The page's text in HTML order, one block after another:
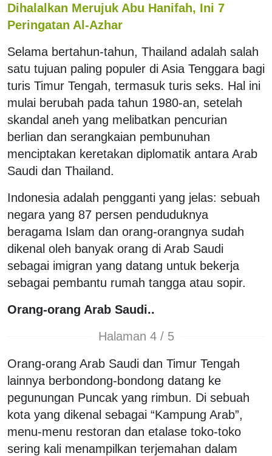
Dihalalkan Merujuk Abu Hanifah, Ini 7
Peringatan Al-Azhar
Selama bertahun-tahun, Thailand adalah salah
satu tujuan paling populer di Asia Tenggara bagi
turis Timur Tengah, termasuk turis seks. Hal ini
mulai berubah pada tahun 1980-an, setelah
skandal aneh yang melibatkan pencurian
berlian dan serangkaian pembunuhan
menciptakan keretakan diplomatik antara Arab
Saudi dan Thailand.
Indonesia adalah pengganti yang jelas: sebuah
negara yang 87 persen penduduknya
beragama Islam dan orang-orangnya sudah
dikenal oleh banyak orang di Arab Saudi
sebagai imigran yang datang untuk bekerja
sebagai pembantu rumah tangga atau sopir.
Orang-orang Arab Saudi..
Halaman 4 / 5
Orang-orang Arab Saudi dan Timur Tengah
lainnya berbondong-bondong datang ke
pegunungan Puncak yang rimbun. Di sebuah
kota yang dikenal sebagai “Kampung Arab”,
menu-menu restoran dan etalase toko-toko
sering kali menampilkan terjemahan dalam